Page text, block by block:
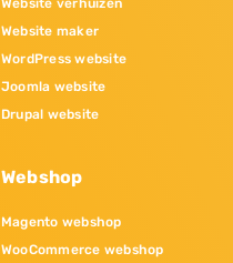
Website verhuizen
Website maker
WordPress website
Joomla website
Drupal website
Webshop
Magento webshop
WooCommerce webshop